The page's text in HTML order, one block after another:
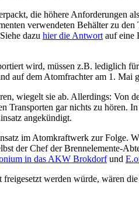
die höhere Anforderungen
verwendeten Behälter zu
dazu hier die Antwort auf eine
wird, müssen z.B. lediglich
auf dem Atomfrachter am 1. Mai
wiegelt sie ab. Allerdings: Von
gar nichts zu hören.
angekündigt.
im Atomkraftwerk zur Folge.
der Chef der Brennelemente-
in das AKW Brokdorfund
werden würde, wären